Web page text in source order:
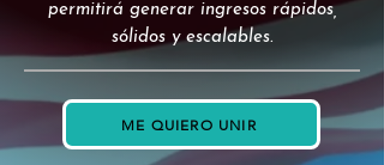
permitirá generar ingresos rápidos,
sólidos y escalables.
ME QUIERO UNIR